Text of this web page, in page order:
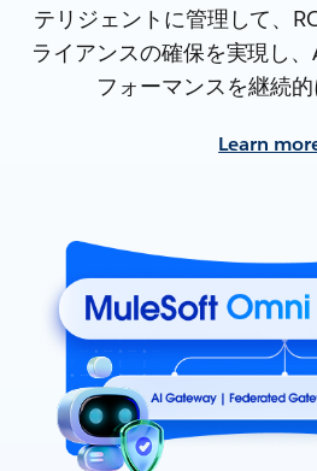
テリジェントに管理して、
ライアンスの確保を実現し
フォーマンスを継続的
Learn